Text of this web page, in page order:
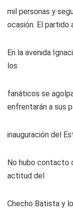
mil personas y
ocasión. El partido
En la avenida
los
fanáticos se
enfrentarán a sus
inauguración del
No hubo contacto
actitud del
Checho Batista y